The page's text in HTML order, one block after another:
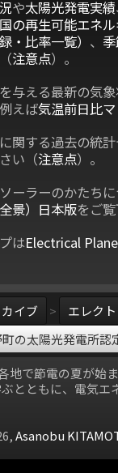
や太陽光発電実績
の再生可能エネ
・比率一覧） 、
注意点）。
与える最新の気
えば気温前日比
関する過去の統
い（注意点）。
ーラーのかたち
景）日本版をご覧
はElectrical
イブ > エレク
の太陽光発電所
地で節電の夏が始
とともに、電気
Asanobu